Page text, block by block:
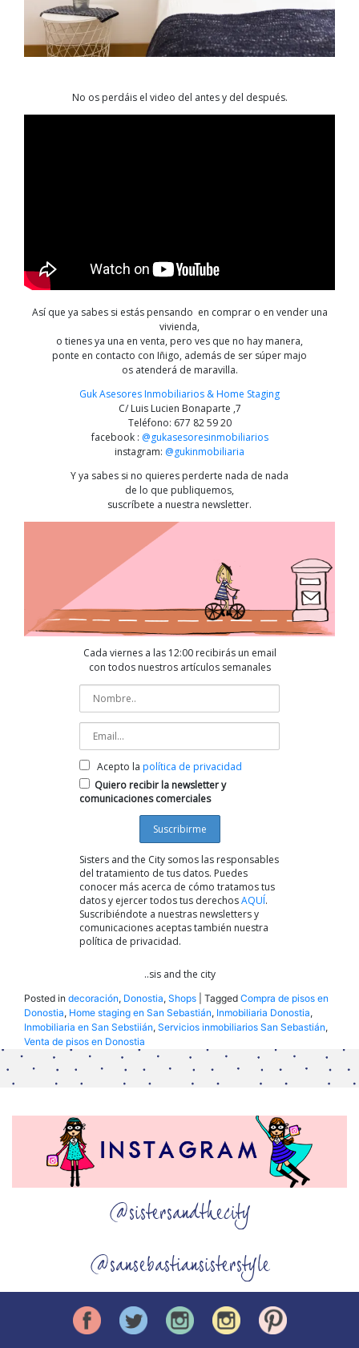
No os perdáis el video del antes y del después.
Así que ya sabes si estás pensando en comprar o en vender una
vivienda,
o tienes ya una en venta, pero ves que no hay manera,
ponte en contacto con Iñigo, además de ser súper majo
os atenderá de maravilla.
Guk Asesores Inmobiliarios & Home Staging
C/ Luis Lucien Bonaparte ,7
Teléfono: 677 82 59 20
facebook : @gukasesoresinmobiliarios
instagram: @gukinmobiliaria
Y ya sabes si no quieres perderte nada de nada
de lo que publiquemos,
suscríbete a nuestra newsletter.
Cada viernes a las 12:00 recibirás un email
con todos nuestros artículos semanales
Acepto la política de privacidad
Quiero recibir la newsletter y
comunicaciones comerciales
Sisters and the City somos las responsables
del tratamiento de tus datos. Puedes
conocer más acerca de cómo tratamos tus
datos y ejercer todos tus derechosAQUÍ.
Suscribiéndote a nuestras newsletters y
comunicaciones aceptas también nuestra
política de privacidad.
..sis and the city
Posted in decoración, Donostia, Shops Tagged Compra de pisos en
Donostia, Home staging en San Sebastián, Inmobiliaria Donostia,
Inmobiliaria en San Sebstiián, Servicios inmobiliarios San Sebastián,
Venta de pisos en Donostia
@sistersandthecity
@sansebastiansisterstyle